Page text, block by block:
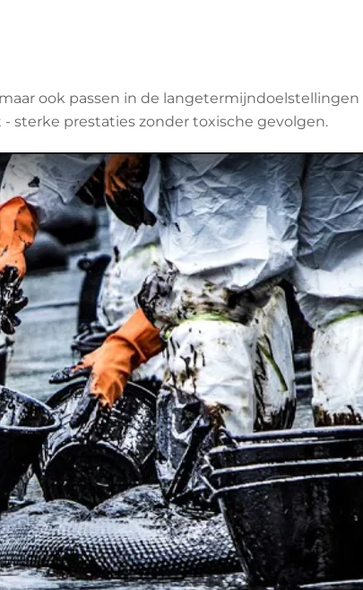
ook passen in de langetermijndoelstellingen
sterke prestaties zonder toxische gevolgen.